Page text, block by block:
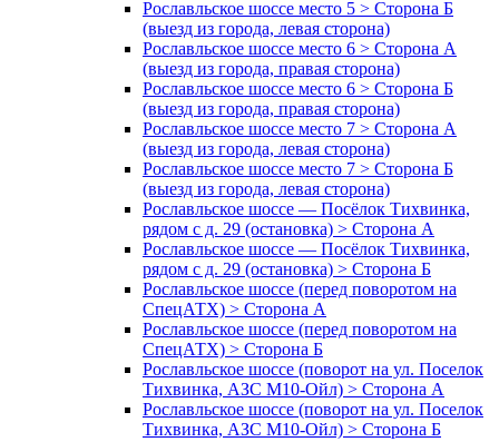
Рославльское шоссе место 5 > Сторона Б
(выезд из города, левая сторона)
Рославльское шоссе место 6 > Сторона А
(выезд из города, правая сторона)
Рославльское шоссе место 6 > Сторона Б
(выезд из города, правая сторона)
Рославльское шоссе место 7 > Сторона А
(выезд из города, левая сторона)
Рославльское шоссе место 7 > Сторона Б
(выезд из города, левая сторона)
Рославльское шоссе — Посёлок Тихвинка,
рядом с д. 29 (остановка) > Сторона А
Рославльское шоссе — Посёлок Тихвинка,
рядом с д. 29 (остановка) > Сторона Б
Рославльское шоссе (перед поворотом на
СпецАТХ) > Сторона А
Рославльское шоссе (перед поворотом на
СпецАТХ) > Сторона Б
Рославльское шоссе (поворот на ул. Поселок
Тихвинка, АЗС М10-Ойл) > Сторона А
Рославльское шоссе (поворот на ул. Поселок
Тихвинка, АЗС М10-Ойл) > Сторона Б